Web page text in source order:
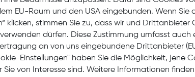
Online
anprobieren
Nicht
Nach
EU-Raum und den USA eingebunden. Wenn Sie
klicken, stimmen Sie zu, dass wir und Drittanbieter
dürfen. Diese Zustimmung umfasst auch
an von uns eingebundene Drittanbieter
Einstellungen" haben Sie die Möglichkeit, jene
Sie von Interesse sind. Weitere Informationen finden